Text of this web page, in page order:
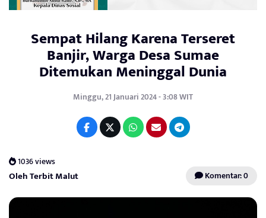
Sempat Hilang Karena Terseret
Banjir, Warga Desa Sumae
Ditemukan Meninggal Dunia
Minggu, 21 Januari 2024 - 3:08 WIT
1036 views
Oleh Terbit Malut Komentar: 0